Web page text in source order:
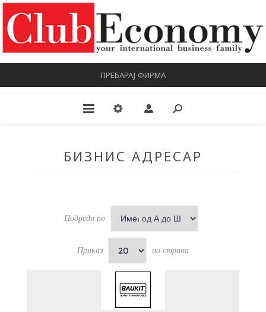
ПРЕБАРАЈ ФИРМА
БИЗНИС АДРЕСАР
Подреди по
Приказ по страна